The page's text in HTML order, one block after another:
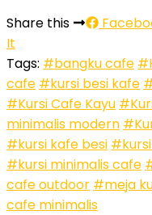
Share this
It
Tags: #bangku cafe
cafe #kursi besi kafe
#Kursi Cafe Kayu
minimalis modern
#kursi kafe besi
#kursi minimalis cafe
cafe outdoor #meja
cafe minimalis